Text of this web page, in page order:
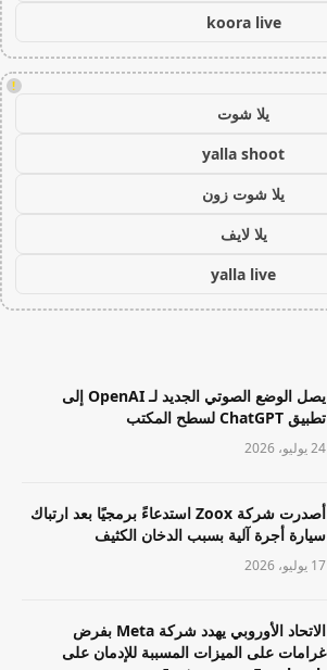
koora live
!
يلا شوت
yalla shoot
يلا شوت زون
يلا لايف
yalla live
يصل الوضع الصوتي الجديد لـ OpenAI إلى
تطبيق ChatGPT لسطح المكتب
24 يوليو، 2026
أصدرت شركة Zoox استدعاءً برمجيًا بعد ارتباك
سيارة أجرة آلية بسبب الدخان الكثيف
17 يوليو، 2026
الاتحاد الأوروبي يهدد شركة Meta بفرض
غرامات على الميزات المسببة للإدمان على